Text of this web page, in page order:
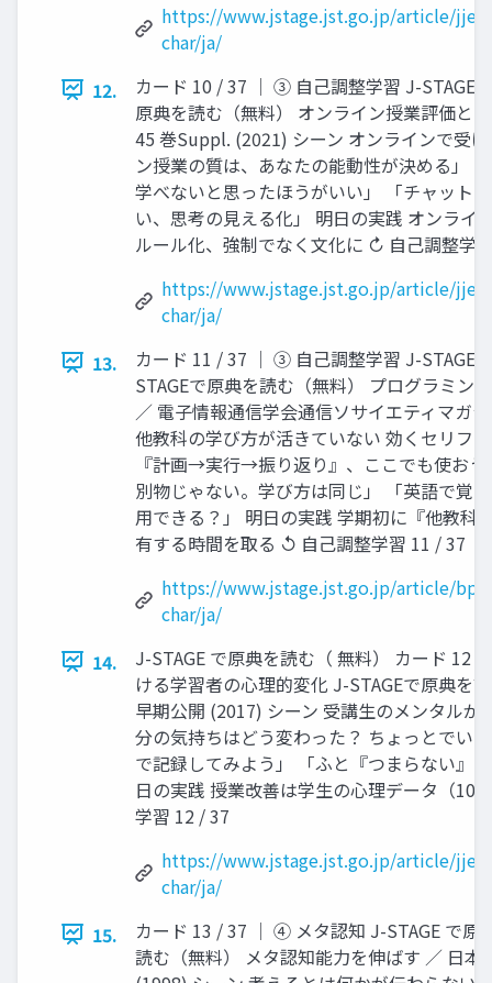
https://www.jstage.jst.go.jp/article/
char/ja/
12.
カード 10 / 37 │ ③ 自己調整学習 J-STAGE
原典を読む（無料） オンライン授業評価と
45 巻Suppl. (2021) シーン オンラインで受
ン授業の質は、あなたの能動性が決める」
学べないと思ったほうがいい」 「チャット
い、思考の見える化」 明日の実践 オンライ
ルール化、強制でなく文化に ↻ 自己調整学
https://www.jstage.jst.go.jp/article/
char/ja/
13.
カード 11 / 37 │ ③ 自己調整学習 J-STAGE
STAGEで原典を読む（無料） プログラミン
／ 電子情報通信学会通信ソサイエティマガ
他教科の学び方が活きていない 効くセリフ
『計画→実行→振り返り』、ここでも使お
別物じゃない。学び方は同じ」 「英語で覚
用できる？」 明日の実践 学期初に『他教科
有する時間を取る ↺ 自己調整学習 11 / 37
https://www.jstage.jst.go.jp/article/
char/ja/
14.
J-STAGE で原典を読む（ 無料） カード
ける学習者の心理的変化 J-STAGEで原典を
早期公開 (2017) シーン 受講生のメンタル
分の気持ちはどう変わった？ ちょっとでい
で記録してみよう」 「ふと『つまらない』
日の実践 授業改善は学生の心理データ（10
学習 12 / 37
https://www.jstage.jst.go.jp/article/
char/ja/
15.
カード 13 / 37 │ ④ メタ認知 J-STAGE で原
読む（無料） メタ認知能力を伸ばす ／ 日